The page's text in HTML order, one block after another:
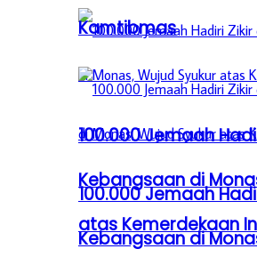
100.000 Jemaah
Kebangsaan di
atas Kemerdekaan
Kamtibmas
100.000 Jemaah
Kebangsaan di